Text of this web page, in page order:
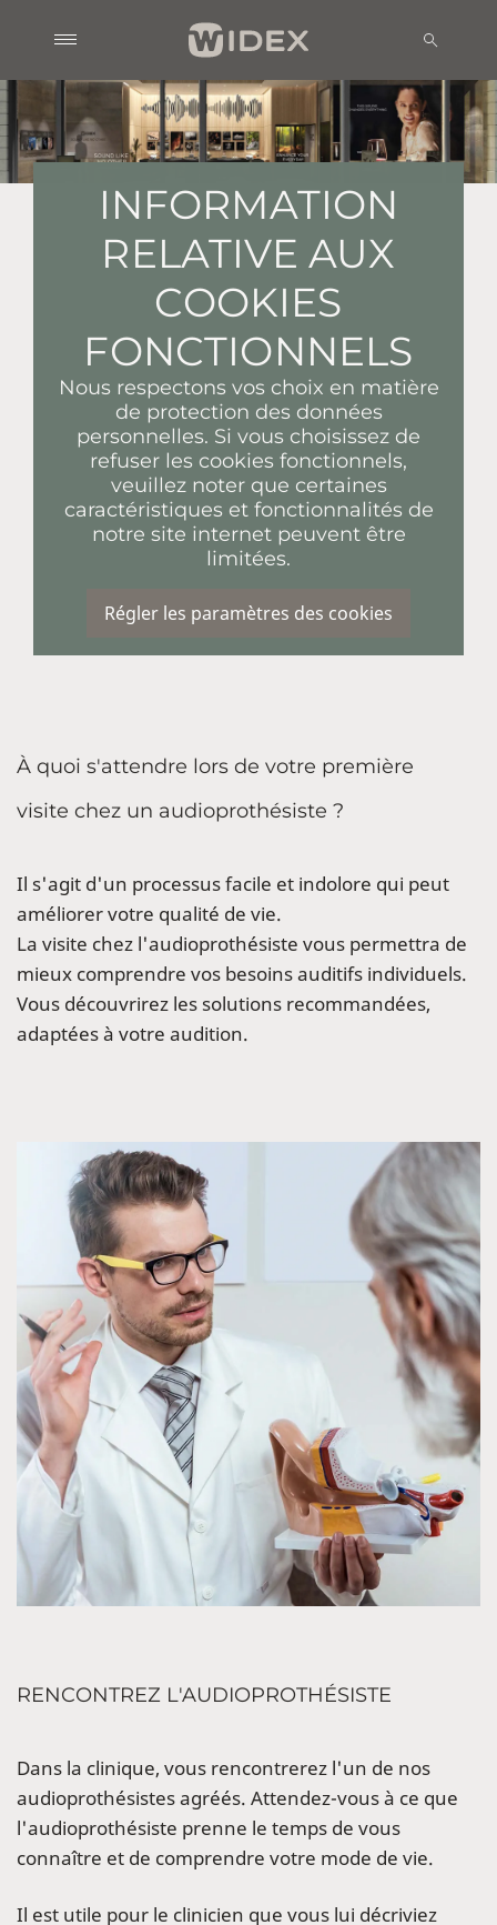
INFORMATION
RELATIVE AUX
COOKIES
FONCTIONNELS
Nous respectons vos choix en matière
de protection des données
personnelles. Si vous choisissez de
refuser les cookies fonctionnels,
veuillez noter que certaines
caractéristiques et fonctionnalités de
notre site internet peuvent être
limitées.
Régler les paramètres des cookies
À quoi s'attendre lors de votre première
visite chez un audioprothésiste ?
Il s'agit d'un processus facile et indolore qui peut
améliorer votre qualité de vie.
La visite chez l'audioprothésiste vous permettra de
mieux comprendre vos besoins auditifs individuels.
Vous découvrirez les solutions recommandées,
adaptées à votre audition.
RENCONTREZ L'AUDIOPROTHÉSISTE
Dans la clinique, vous rencontrerez l'un de nos
audioprothésistes agréés. Attendez-vous à ce que
l'audioprothésiste prenne le temps de vous
connaître et de comprendre votre mode de vie.
Il est utile pour le clinicien que vous lui décriviez